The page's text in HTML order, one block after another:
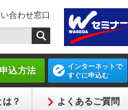
合わせ窓口
込方法
インターネットで
すぐに申込む
？ よくあるご質問